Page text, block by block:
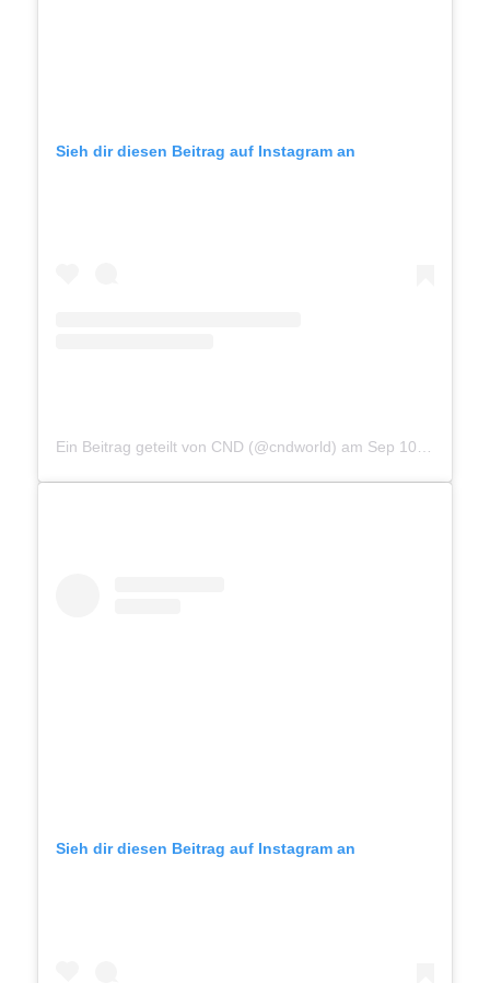
Sieh dir diesen Beitrag auf Instagram an
Ein Beitrag geteilt von CND (@cndworld) am Sep 10, 2020 um 9:00 PDT
Sieh dir diesen Beitrag auf Instagram an